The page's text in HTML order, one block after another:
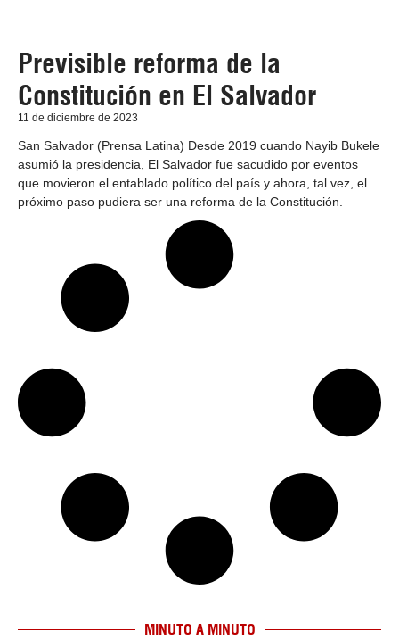
Previsible reforma de la
Constitución en El Salvador
11 de diciembre de 2023
San Salvador (Prensa Latina) Desde 2019 cuando Nayib Bukele
asumió la presidencia, El Salvador fue sacudido por eventos
que movieron el entablado político del país y ahora, tal vez, el
próximo paso pudiera ser una reforma de la Constitución.
MINUTO A MINUTO